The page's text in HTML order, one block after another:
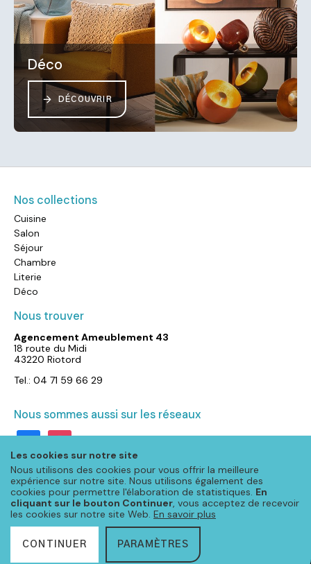
Les cookies sur notre site
Nous utilisons des cookies pour vous offrir la meilleure
expérience sur notre site. Nous utilisons également des
cookies pour permettre l'élaboration de statistiques. En
cliquant sur le bouton Continuer, vous acceptez de recevoir
les cookies sur notre site Web. En savoir plus
CONTINUER PARAMÈTRES
Déco
DÉCOUVRIR
Nos collections
Cuisine
Salon
Séjour
Chambre
Literie
Déco
Nous trouver
Agencement Ameublement 43
18 route du Midi
43220 Riotord
Tel.: 04 71 59 66 29
Nous sommes aussi sur les réseaux
facebookinstagram